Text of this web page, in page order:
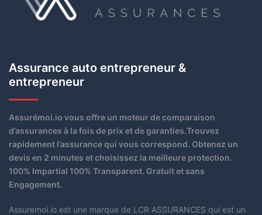
Assurance auto entrepreneur &
entrepreneur
Assurémoi.io vous offre un moteur de comparaison
d’assurances à la fois de prix et de garanties.Trouvez
rapidement l’assurance qui vous correspond. Obtenez un
devis en 2 minutes et choisissez la meilleure protection.
100% Impartial 100% Transparent. Gratuit et sans
Engagement.
Assuremoi.io est une marque de LCR ASSURANCES qui est un